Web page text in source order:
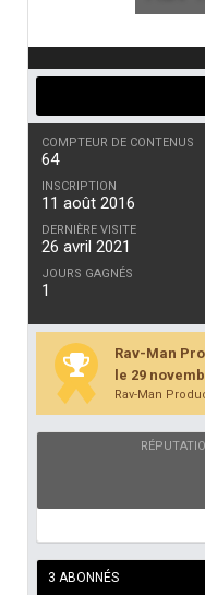
COMPTEUR DE CONTENUS
64
INSCRIPTION
11 août 2016
DERNIÈRE VISITE
26 avril 2021
JOURS GAGNÉS
1
Rav-Man
le 29
Rav-Man
3 ABONNÉS